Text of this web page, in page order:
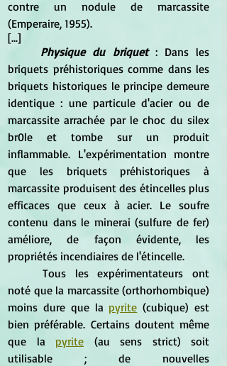
contre un nodule de marcassite
(Emperaire, 1955).
[...]
Physique du briquet : Dans les
briquets préhistoriques comme dans les
briquets historiques le principe demeure
identique : une particule d'acier ou de
marcassite arrachée par le choc du silex
br0le et tombe sur un produit
inflammable. L'expérimentation montre
que les briquets préhistoriques à
marcassite produisent des étincelles plus
efficaces que ceux à acier. Le soufre
contenu dans le minerai (sulfure de fer)
améliore, de façon évidente, les
propriétés incendiaires de l'étincelle.
noté que la marcassite (orthorhombique)
moins dure que la pyrite (cubique) est
bien préférable. Certains doutent même
que la pyrite (au sens strict) soit
utilisable ; de nouvelles